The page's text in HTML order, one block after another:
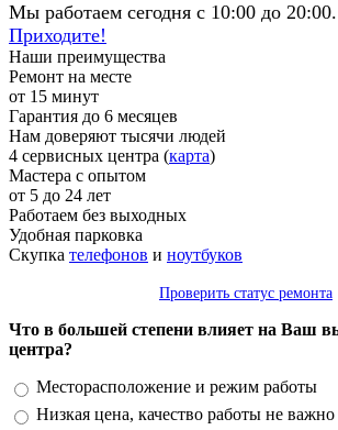
Мы работаем сегодня с 10:00 до 20:00.
Приходите!
Наши преимущества
Ремонт на месте
от 15 минут
Гарантия до 6 месяцев
Нам доверяют тысячи людей
4 сервисных центра (карта)
Мастера с опытом
от 5 до 24 лет
Работаем без выходных
Удобная парковка
Скупка телефонов и ноутбуков
Проверить статус ремонта
Что в большей степени влияет на Ваш
центра?
Варианты
Месторасположение и режим работы
Низкая цена, качество работы не важно